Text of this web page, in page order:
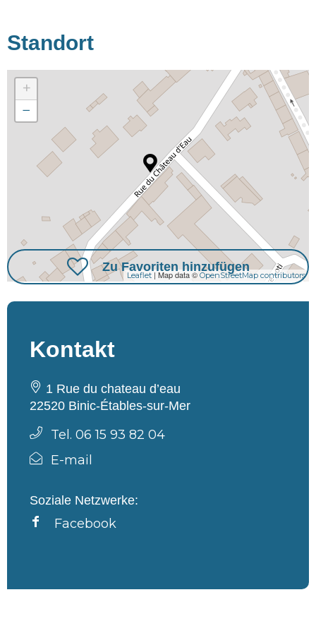
Standort
+
−
Leaflet| Map data ©OpenStreetMap contributors
Zu Favoriten hinzufügen
Kontakt
1 Rue du chateau d’eau
22520 Binic-Étables-sur-Mer
Tel. 06 15 93 82 04
E-mail
Soziale Netzwerke:
Facebook